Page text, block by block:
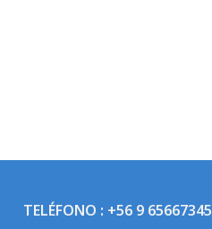
TELÉFONO : +56 9 65667345